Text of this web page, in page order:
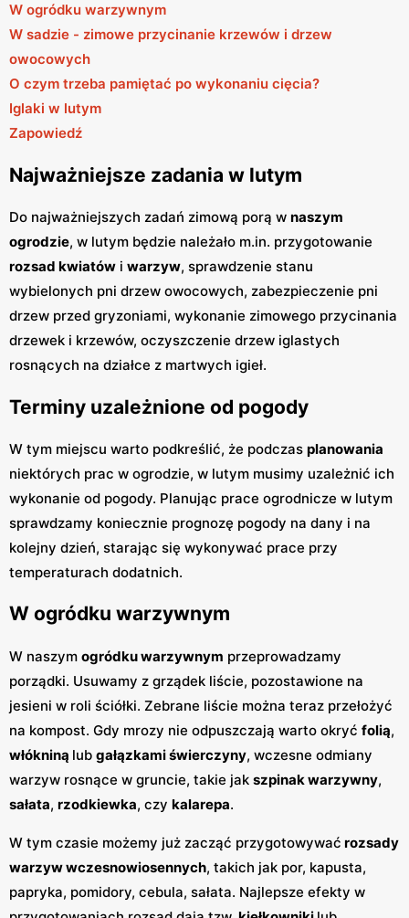
W ogródku warzywnym
W sadzie - zimowe przycinanie krzewów i drzew
owocowych
O czym trzeba pamiętać po wykonaniu cięcia?
Iglaki w lutym
Zapowiedź
Najważniejsze zadania w lutym
Do najważniejszych zadań zimową porą w naszym
ogrodzie, w lutym będzie należało m.in. przygotowanie
rozsad kwiatów i warzyw, sprawdzenie stanu
wybielonych pni drzew owocowych, zabezpieczenie pni
drzew przed gryzoniami, wykonanie zimowego przycinania
drzewek i krzewów, oczyszczenie drzew iglastych
rosnących na działce z martwych igieł.
Terminy uzależnione od pogody
W tym miejscu warto podkreślić, że podczas planowania
niektórych prac w ogrodzie, w lutym musimy uzależnić ich
wykonanie od pogody. Planując prace ogrodnicze w lutym
sprawdzamy koniecznie prognozę pogody na dany i na
kolejny dzień, starając się wykonywać prace przy
temperaturach dodatnich.
W ogródku warzywnym
W naszym ogródku warzywnym przeprowadzamy
porządki. Usuwamy z grządek liście, pozostawione na
jesieni w roli ściółki. Zebrane liście można teraz przełożyć
na kompost. Gdy mrozy nie odpuszczają warto okryć folią,
włókniną lub gałązkami świerczyny, wczesne odmiany
warzyw rosnące w gruncie, takie jak szpinak warzywny,
sałata, rzodkiewka, czy kalarepa.
W tym czasie możemy już zacząć przygotowywać rozsady
warzyw wczesnowiosennych, takich jak por, kapusta,
papryka, pomidory, cebula, sałata. Najlepsze efekty w